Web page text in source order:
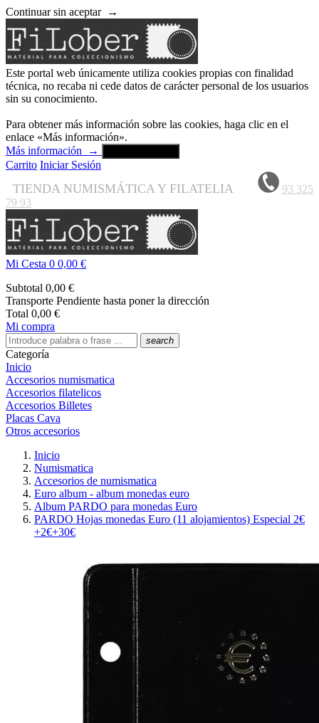
Continuar sin aceptar →
Este portal web únicamente utiliza cookies propias con finalidad
técnica, no recaba ni cede datos de carácter personal de los usuarios
sin su conocimiento.
Para obtener más información sobre las cookies, haga clic en el
enlace «Más información».
Más información
→
Carrito Iniciar Sesión
TIENDA NUMISMÁTICA Y FILATELIA
93 325
79 93
Mi Cesta 0 0,00 €
Subtotal 0,00 €
Transporte Pendiente hasta poner la dirección
Total 0,00 €
Mi compra
search
Categoría
Inicio
Accesorios numismatica
Accesorios filatelicos
Accesorios Billetes
Placas Cava
Otros accesorios
Inicio
Numismatica
Accesorios de numismatica
Euro album - album monedas euro
Album PARDO para monedas Euro
PARDO Hojas monedas Euro (11 alojamientos) Especial 2€
+2€+30€